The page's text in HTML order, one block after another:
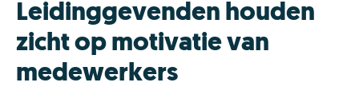
Leidinggevenden houden
zicht op motivatie van
medewerkers